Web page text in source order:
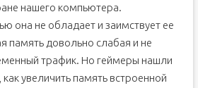
нашего компьютера.
она не обладает и заимствует ее
память довольно слабая и не
трафик. Но геймеры нашли
увеличить память встроенной